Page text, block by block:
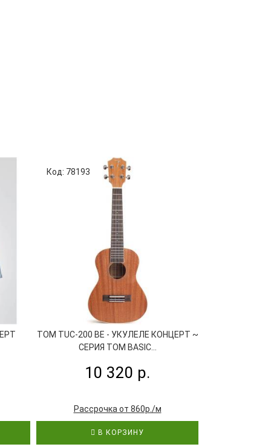
Код: 78193
TOM TUC-200 BE - УКУЛЕЛЕ КОНЦЕРТ ~
СЕРИЯ TOM BASIC...
10 320 р.
Рассрочка от 860р./м
В КОРЗИНУ